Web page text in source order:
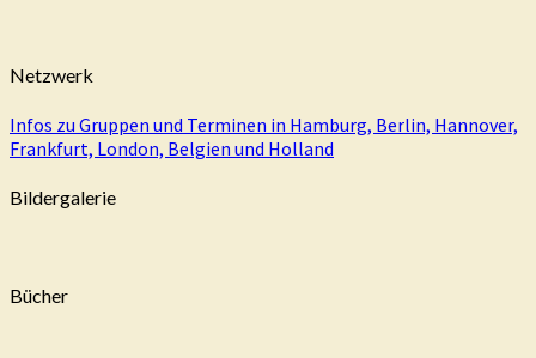
Netzwerk
Infos zu Gruppen und Terminen in Hamburg, Berlin, Hannover,
Frankfurt, London, Belgien und Holland
Bildergalerie
Bücher